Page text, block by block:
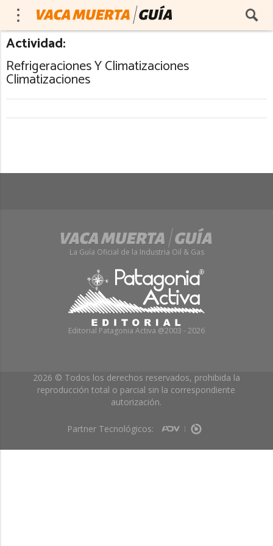
Actividad:
Refrigeraciones Y Climatizaciones
Climatizaciones
La Guía Oficial de la Industria Oil & Gas
Editorial Patagonia Activa @2003 - 2026
2026 © Todos los derechos reservados, prohibida la
reproducción total o parcial sin la correspondiente
autorización.
Partner Tecnológicos: